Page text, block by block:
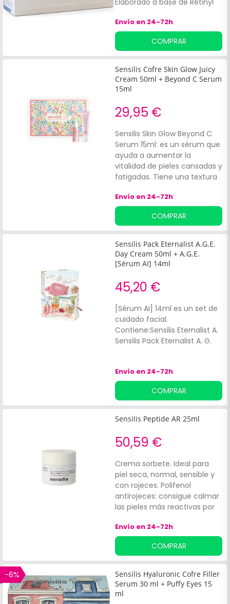
Niacinamida y extracto de
Lupinus Albus que ayudan a
redensificar la piel.
Envío en 24-72h
COMPRAR
Sensilis Cofre Skin Glow Juicy
Cream 50ml + Beyond C Serum
15ml
29,95 €
Sensilis Skin Glow Beyond C
Serum 15ml: es un sérum que
ayuda a aumentar la
vitalidad de pieles cansadas y
fatigadas. Tiene una textura
vitamina C estabilizada,
ácido fólico, pantenol, ácido
hialurónico y glicirrinato
dipotásico.
Envío en 24-72h
COMPRAR
Sensilis Pack Eternalist A.G.E.
Day Cream 50ml + A.G.E.
[Sérum AI] 14ml
45,20 €
[Sérum AI] 14ml es un set de
cuidado facial.
Contiene:Sensilis Eternalist A.
Sensilis Pack Eternalist A. G.
Envío en 24-72h
COMPRAR
Sensilis Peptide AR 25ml
50,59 €
Crema sorbete. Ideal para
piel seca, normal, sensible y
con rojeces. Polifenol
antirojeces: consigue calmar
las pieles más reactivas por
Esta crema:Reduce arrugas.
Envío en 24-72h
COMPRAR
-6%
Sensilis Hyaluronic Cofre Filler
Serum 30 ml + Puffy Eyes 15
ml